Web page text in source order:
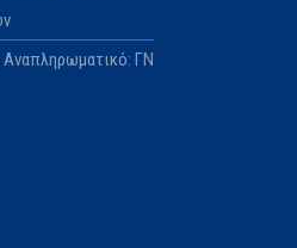
Αναπληρωματικό: ΓΝ